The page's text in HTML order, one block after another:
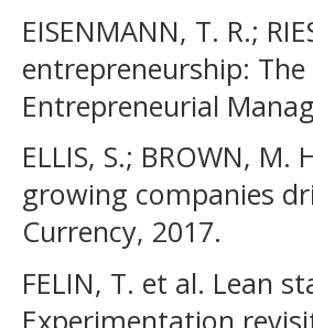
EISENMANN, T. R.;
entrepreneurship:
Entrepreneurial
ELLIS, S.; BROWN,
growing companies
Currency, 2017.
FELIN, T. et al. Lean
Experimentation